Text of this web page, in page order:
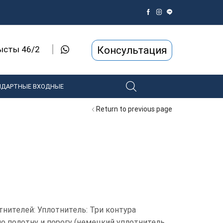
46/2 Консультация
ВХОДНЫЕ
Return to previous page
Уплотнитель: Три контура